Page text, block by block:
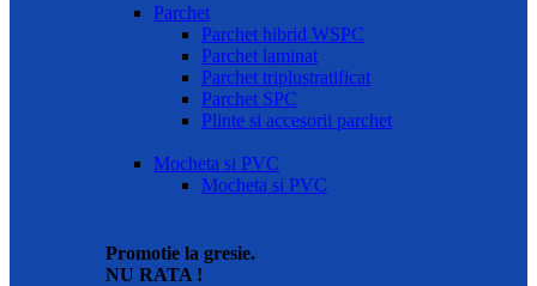
Parchet
Parchet hibrid WSPC
Parchet laminat
Parchet triplustratificat
Parchet SPC
Plinte si accesorii parchet
Mocheta si PVC
Mocheta si PVC
Promotie la gresie.
NU RATA !